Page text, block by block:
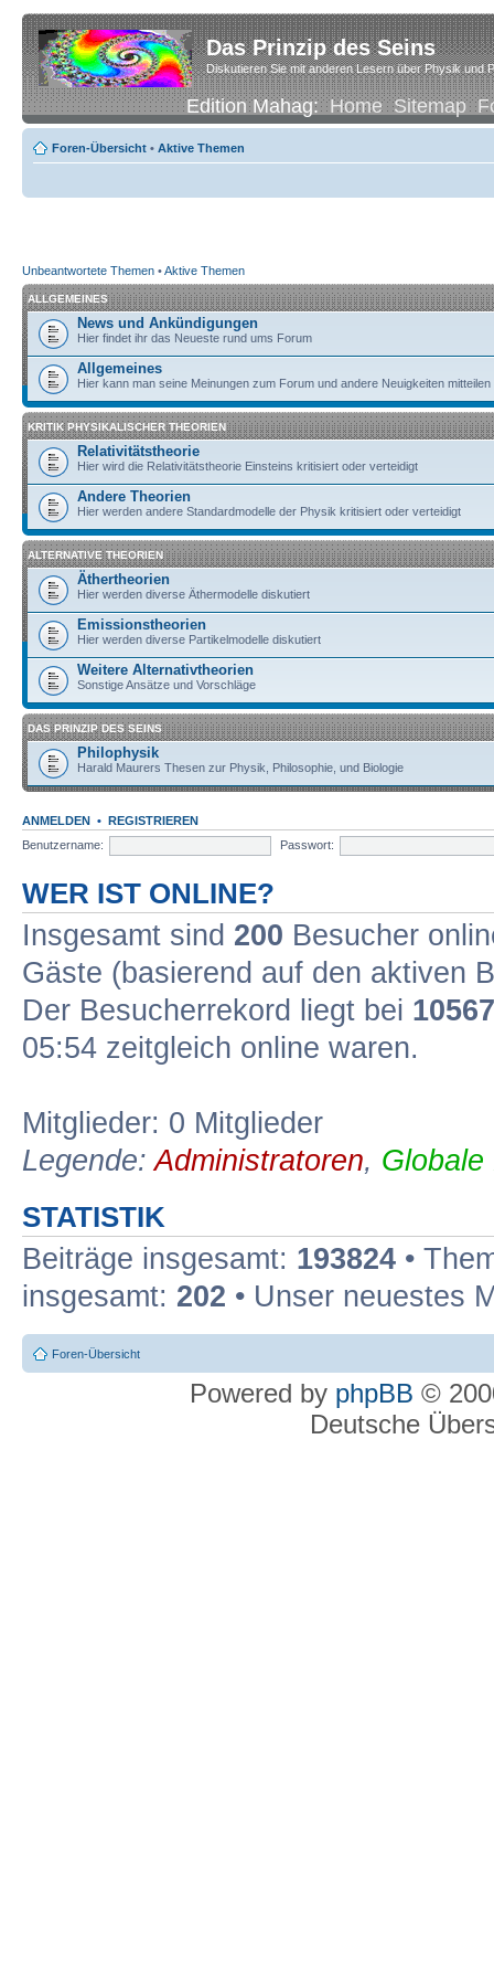
Das Prinzip des Seins
Diskutieren Sie mit anderen Lesern über Physik und
Edition Mahag:Home Sitemap
Foren-Übersicht • Aktive Themen
Unbeantwortete Themen •Aktive Themen
ALLGEMEINES
News und Ankündigungen
Hier findet ihr das Neueste rund ums Forum
Allgemeines
Hier kann man seine Meinungen zum Forum und andere Neuigkeiten mitteilen
KRITIK PHYSIKALISCHER THEORIEN
Relativitätstheorie
Hier wird die Relativitätstheorie Einsteins kritisiert oder verteidigt
Andere Theorien
Hier werden andere Standardmodelle der Physik kritisiert oder verteidigt
ALTERNATIVE THEORIEN
Äthertheorien
Hier werden diverse Äthermodelle diskutiert
Emissionstheorien
Hier werden diverse Partikelmodelle diskutiert
Weitere Alternativtheorien
Sonstige Ansätze und Vorschläge
DAS PRINZIP DES SEINS
Philophysik
Harald Maurers Thesen zur Physik, Philosophie, und Biologie
ANMELDEN • REGISTRIEREN
Benutzername:
Passwort:
WER IST ONLINE?
Insgesamt sind 200 Besucher
Gäste (basierend auf den aktiven
Der Besucherrekord liegt bei 10567
05:54 zeitgleich online waren.
Mitglieder: 0 Mitglieder
Legende:Administratoren, Globale
STATISTIK
Beiträge insgesamt: 193824 •
insgesamt: 202 • Unser neuestes
Foren-Übersicht
Powered by phpBB ©
Deutsche